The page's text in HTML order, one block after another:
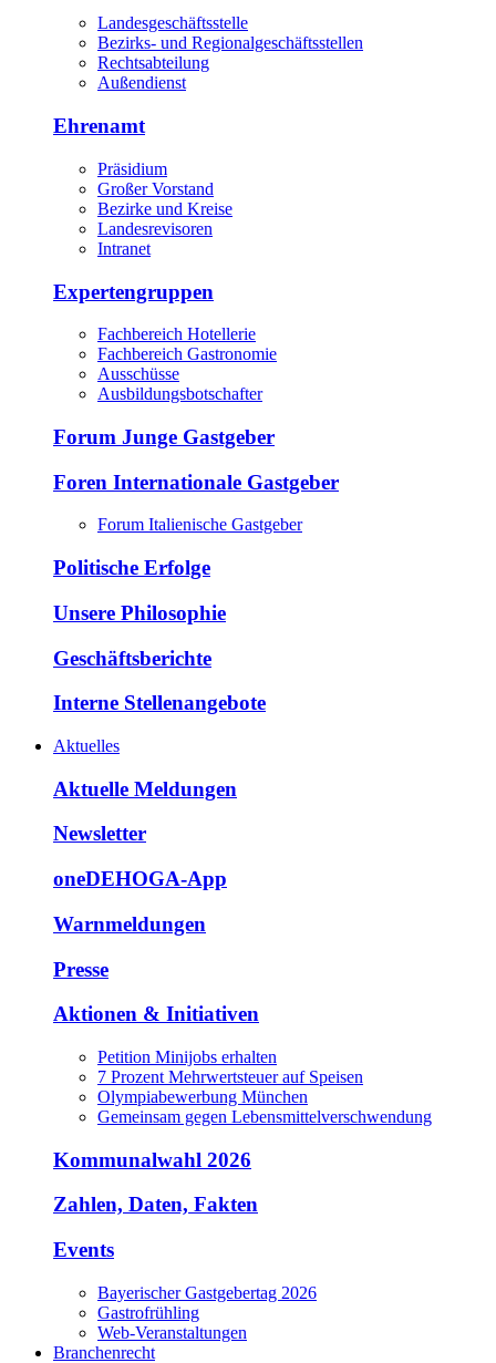
Landesgeschäftsstelle
Bezirks- und Regionalgeschäftsstellen
Rechtsabteilung
Außendienst
Ehrenamt
Präsidium
Großer Vorstand
Bezirke und Kreise
Landesrevisoren
Intranet
Expertengruppen
Fachbereich Hotellerie
Fachbereich Gastronomie
Ausschüsse
Ausbildungsbotschafter
Forum Junge Gastgeber
Foren Internationale Gastgeber
Forum Italienische Gastgeber
Politische Erfolge
Unsere Philosophie
Geschäftsberichte
Interne Stellenangebote
Aktuelles
Aktuelle Meldungen
Newsletter
oneDEHOGA-App
Warnmeldungen
Presse
Aktionen & Initiativen
Petition Minijobs erhalten
7 Prozent Mehrwertsteuer auf Speisen
Olympiabewerbung München
Gemeinsam gegen Lebensmittelverschwendung
Kommunalwahl 2026
Zahlen, Daten, Fakten
Events
Bayerischer Gastgebertag 2026
Gastrofrühling
Web-Veranstaltungen
Branchenrecht